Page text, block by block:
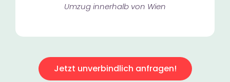
Umzug innerhalb von Wien​
Jetzt unverbindlich anfragen!